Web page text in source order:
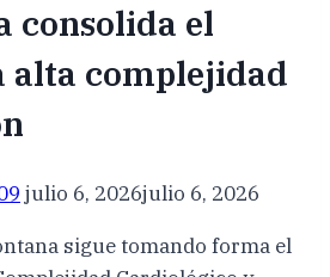
consolida el
alta complejidad
julio 6, 2026julio 6, 2026
sigue tomando forma el